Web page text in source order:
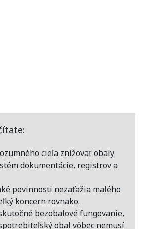
cieľa znižovať obaly
dokumentácie, registrov a
povinnosti nezaťažia malého
koncern rovnako.
bezobalové fungovanie,
obal vôbec nemusí